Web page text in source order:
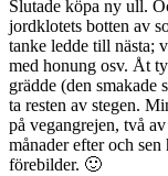
Slutade köpa ny ull.
jordklotets botten av
tanke ledde till nästa;
med honung osv. Åt
grädde (den smakade
ta resten av stegen.
på vegangrejen, två
månader efter och
förebilder. 🙂